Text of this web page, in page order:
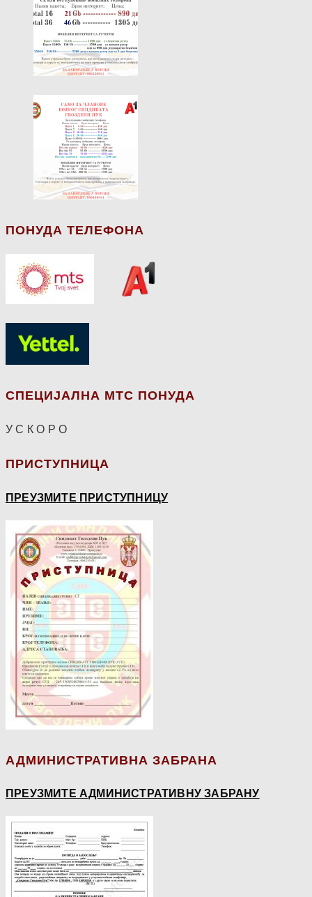
ПОНУДА ТЕЛЕФОНА
СПЕЦИЈАЛНА МТС ПОНУДА
У С К О Р О
ПРИСТУПНИЦА
ПРЕУЗМИТЕ ПРИСТУПНИЦУ
АДМИНИСТРАТИВНА ЗАБРАНА
ПРЕУЗМИТЕ АДМИНИСТРАТИВНУ ЗАБРАНУ